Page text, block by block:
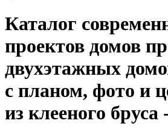
Каталог
проектов домов
двухэтажных
с планом, фото и
из клееного бруса